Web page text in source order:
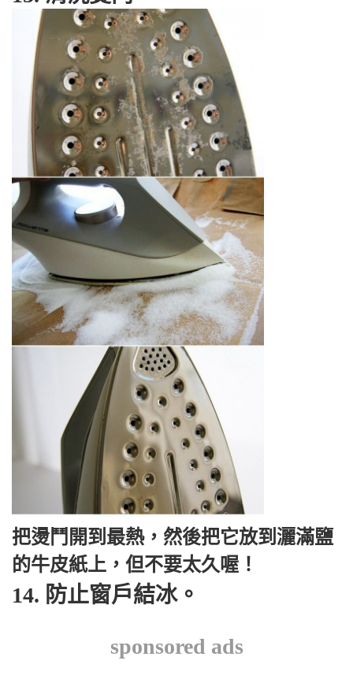
把燙鬥開到最熱，然後把它放到灑滿鹽
的牛皮紙上，但不要太久喔！
14. 防止窗戶結冰。
sponsored ads